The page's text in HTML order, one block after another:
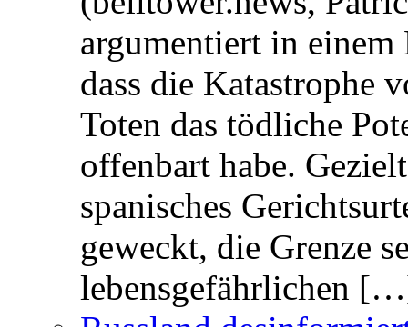
argumentiert in
dass die Katastrophe
Toten das tödliche
offenbart habe.
spanisches
geweckt, die Grenze
lebensgefährlichen